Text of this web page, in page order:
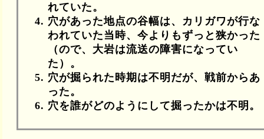
れていた。
穴があった地点の谷幅は、カリガワが行な
われていた当時、今よりもずっと狭かった
（ので、大岩は流送の障害になってい
た）。
穴が掘られた時期は不明だが、戦前からあ
った。
穴を誰がどのようにして掘ったかは不明。